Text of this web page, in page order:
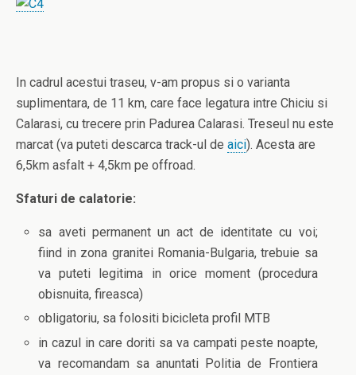
In cadrul acestui traseu, v-am propus si o varianta
suplimentara, de 11 km, care face legatura intre Chiciu si
Calarasi, cu trecere prin Padurea Calarasi. Treseul nu este
marcat (va puteti descarca track-ul de aici). Acesta are
6,5km asfalt + 4,5km pe offroad.
Sfaturi de calatorie:
sa aveti permanent un act de identitate cu voi;
fiind in zona granitei Romania-Bulgaria, trebuie sa
va puteti legitima in orice moment (procedura
obisnuita, fireasca)
obligatoriu, sa folositi bicicleta profil MTB
in cazul in care doriti sa va campati peste noapte,
va recomandam sa anuntati Politia de Frontiera